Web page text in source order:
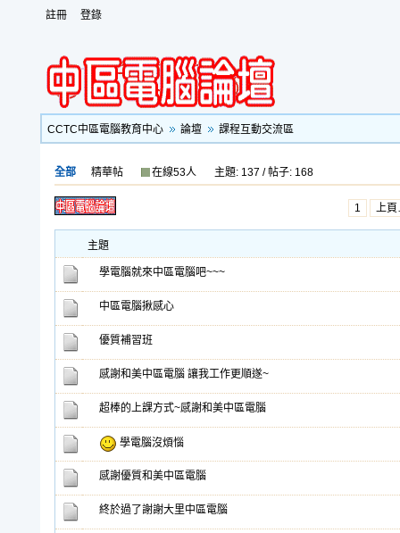
註冊 登錄
CCTC中區電腦教育中心 論壇 課程互動交流區
全部 精華帖 在線53人 主題: 137 / 帖子: 168
1 上
主題
學電腦就來中區電腦吧~~~
中區電腦揪感心
優質補習班
感謝和美中區電腦 讓我工作更順遂~
超棒的上課方式~感謝和美中區電腦
學電腦沒煩惱
感謝優質和美中區電腦
終於過了謝謝大里中區電腦